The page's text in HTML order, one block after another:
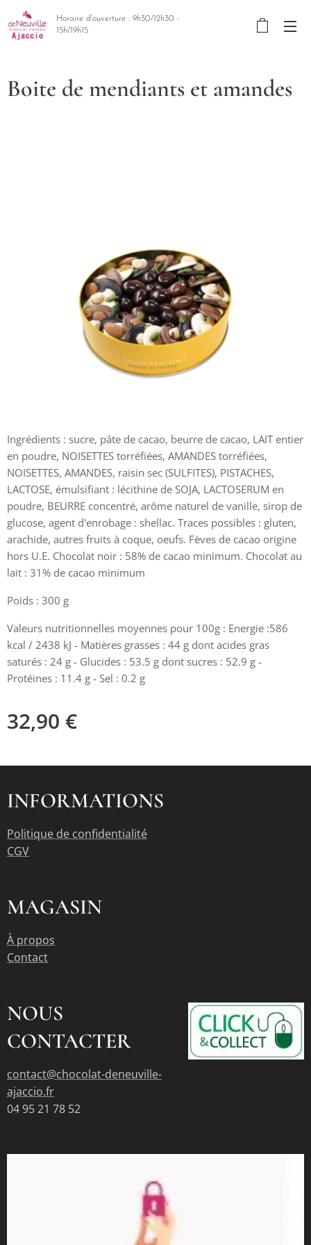
Horaire d'ouverture : 9h30/12h30 -
15h/19h15
Boite de mendiants et amandes
Ingrédients : sucre, pâte de cacao, beurre de cacao, LAIT entier
en poudre, NOISETTES torréfiées, AMANDES torréfiées,
NOISETTES, AMANDES, raisin sec (SULFITES), PISTACHES,
LACTOSE, émulsifiant : lécithine de SOJA, LACTOSERUM en
poudre, BEURRE concentré, arôme naturel de vanille, sirop de
glucose, agent d'enrobage : shellac. Traces possibles : gluten,
arachide, autres fruits à coque, oeufs. Fèves de cacao origine
hors U.E. Chocolat noir : 58% de cacao minimum. Chocolat au
lait : 31% de cacao minimum
Poids : 300 g
Valeurs nutritionnelles moyennes pour 100g : Energie :586
kcal / 2438 kJ - Matières grasses : 44 g dont acides gras
saturés : 24 g - Glucides : 53.5 g dont sucres : 52.9 g -
Protéines : 11.4 g - Sel : 0.2 g
32,90 €
INFORMATIONS
Politique de confidentialité
CGV
MAGASIN
À propos
Contact
NOUS
CONTACTER
contact@chocolat-deneuville-
ajaccio.fr
04 95 21 78 52